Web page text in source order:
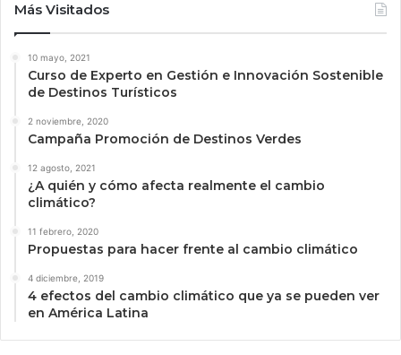
Más Visitados
10 mayo, 2021
Curso de Experto en Gestión e Innovación Sostenible
de Destinos Turísticos
2 noviembre, 2020
Campaña Promoción de Destinos Verdes
12 agosto, 2021
¿A quién y cómo afecta realmente el cambio
climático?
11 febrero, 2020
Propuestas para hacer frente al cambio climático
4 diciembre, 2019
4 efectos del cambio climático que ya se pueden ver
en América Latina